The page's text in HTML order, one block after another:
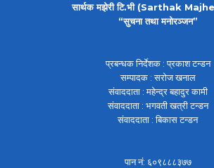
सार्थक मझेरी टि.भी (Sarthak
“सुचना तथा मनोरञ्जन”
प्रबन्धक निर्देशक : प्रकाश टन्डन
सम्पादक : सरोज खनाल
संवाददाता : महेन्द्र बहादुर कामी
संवाददाता : भगवती खत्री टन्डन
संवाददाता : बिकास टन्डन
पान नं: ६०९८८८३७७